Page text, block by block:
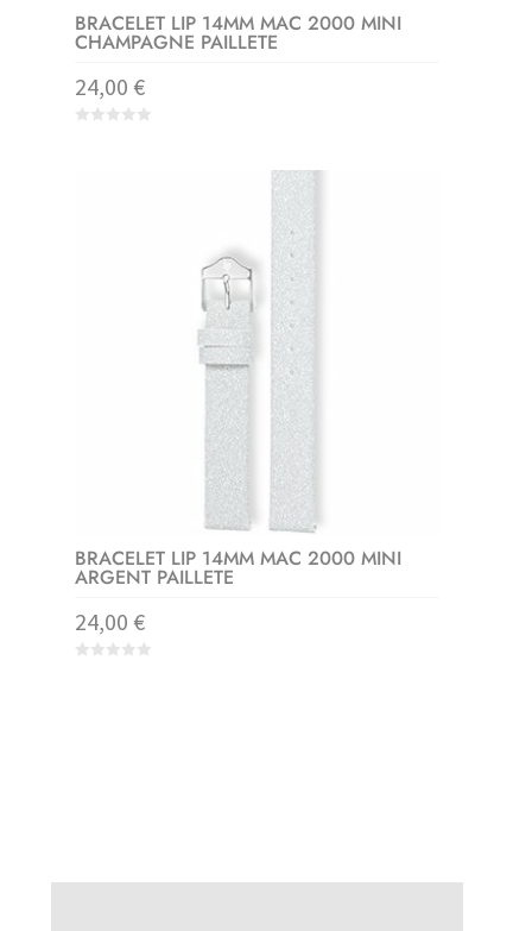
BRACELET LIP 14MM MAC 2000 MINI
CHAMPAGNE PAILLETE
24,00 €
BRACELET LIP 14MM MAC 2000 MINI
ARGENT PAILLETE
24,00 €